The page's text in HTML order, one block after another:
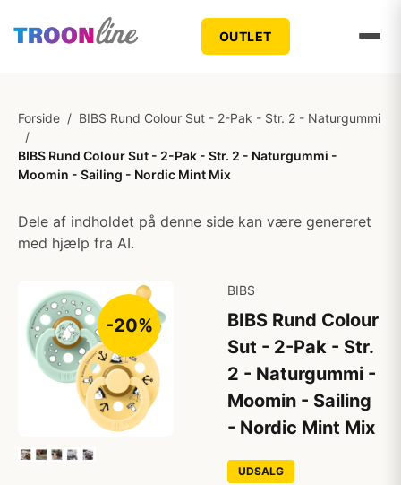
OUTLET
Forside / BIBS Rund Colour Sut - 2-Pak - Str. 2 - Naturgummi
/
BIBS Rund Colour Sut - 2-Pak - Str. 2 - Naturgummi -
Moomin - Sailing - Nordic Mint Mix
Dele af indholdet på denne side kan være genereret
med hjælp fra AI.
-20%
BIBS
BIBS Rund Colour
Sut - 2-Pak - Str.
2 - Naturgummi -
Moomin - Sailing
- Nordic Mint Mix
UDSALG